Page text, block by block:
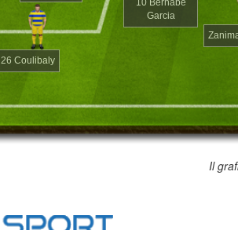
26 Coulibaly
Garcia
Il